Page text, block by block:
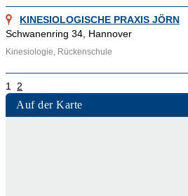
KINESIOLOGISCHE PRAXIS JÖRN
Schwanenring 34, Hannover
Kinesiologie, Rückenschule
1 2
Auf der Karte